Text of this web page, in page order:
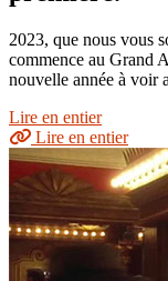
2023, que nous vous
commence au Grand
nouvelle année à voir
Lire en entier
Lire en entier